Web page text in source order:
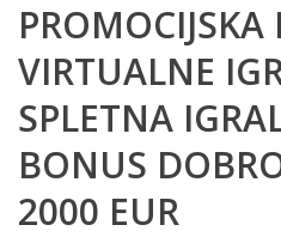
VIRTUALNE
SPLETNA
BONUS
2000 EUR